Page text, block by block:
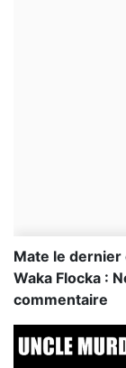
Mate le dernier
Waka Flocka :
commentaire